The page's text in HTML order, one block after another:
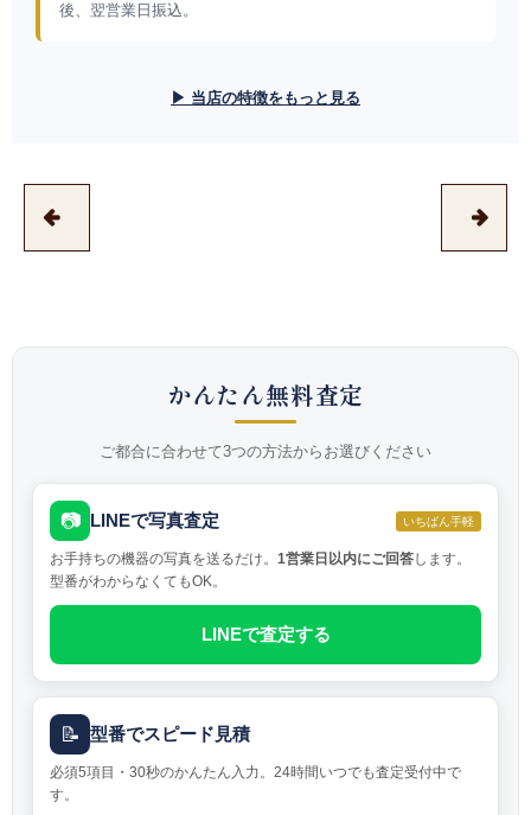
後、翌営業日振込。
▶ 当店の特徴をもっと見る
かんたん無料査定
ご都合に合わせて3つの方法からお選びください
📷 LINEで写真査定 いちばん手軽
お手持ちの機器の写真を送るだけ。 1営業日以内にご回答します。
型番がわからなくてもOK。
LINEで査定する
📝 型番でスピード見積
必須5項目・30秒のかんたん入力。24時間いつでも査定受付中で
す。